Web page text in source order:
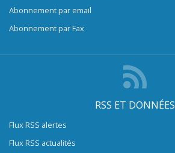
Abonnement par email
Abonnement par Fax
RSS ET DONNÉES
Flux RSS alertes
Flux RSS actualités